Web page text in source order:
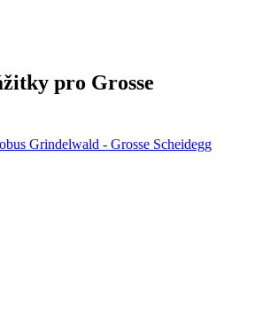
pro Grosse
Grindelwald - Grosse Scheidegg